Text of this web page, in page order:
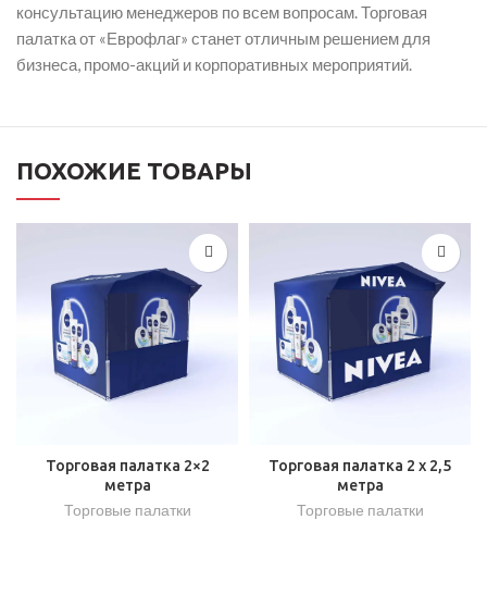
консультацию менеджеров по всем вопросам. Торговая
палатка от «Еврофлаг» станет отличным решением для
бизнеса, промо-акций и корпоративных мероприятий.
ПОХОЖИЕ ТОВАРЫ
Торговая палатка 2×2
метра
Торговые палатки
Торговая палатка 2 х 2,5
метра
Торговые палатки